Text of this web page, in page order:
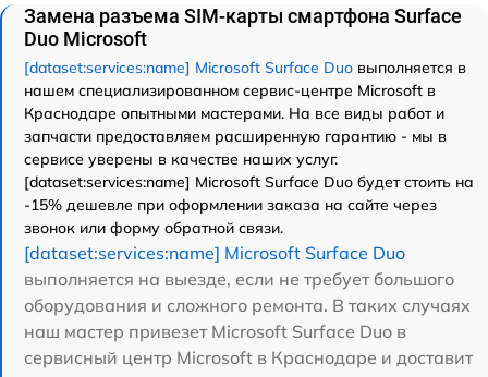
Замена разъема SIM-карты смартфона Surface
Duo Microsoft
[dataset:services:name] Microsoft Surface Duo выполняется в
нашем специализированном сервис-центре Microsoft в
Краснодаре опытными мастерами. На все виды работ и
запчасти предоставляем расширенную гарантию - мы в
сервисе уверены в качестве наших услуг.
[dataset:services:name] Microsoft Surface Duo будет стоить на
-15% дешевле при оформлении заказа на сайте через
звонок или форму обратной связи.
[dataset:services:name] Microsoft Surface Duo
выполняется на выезде, если не требует большого
оборудования и сложного ремонта. В таких случаях
наш мастер привезет Microsoft Surface Duo в
сервисный центр Microsoft в Краснодаре и доставит